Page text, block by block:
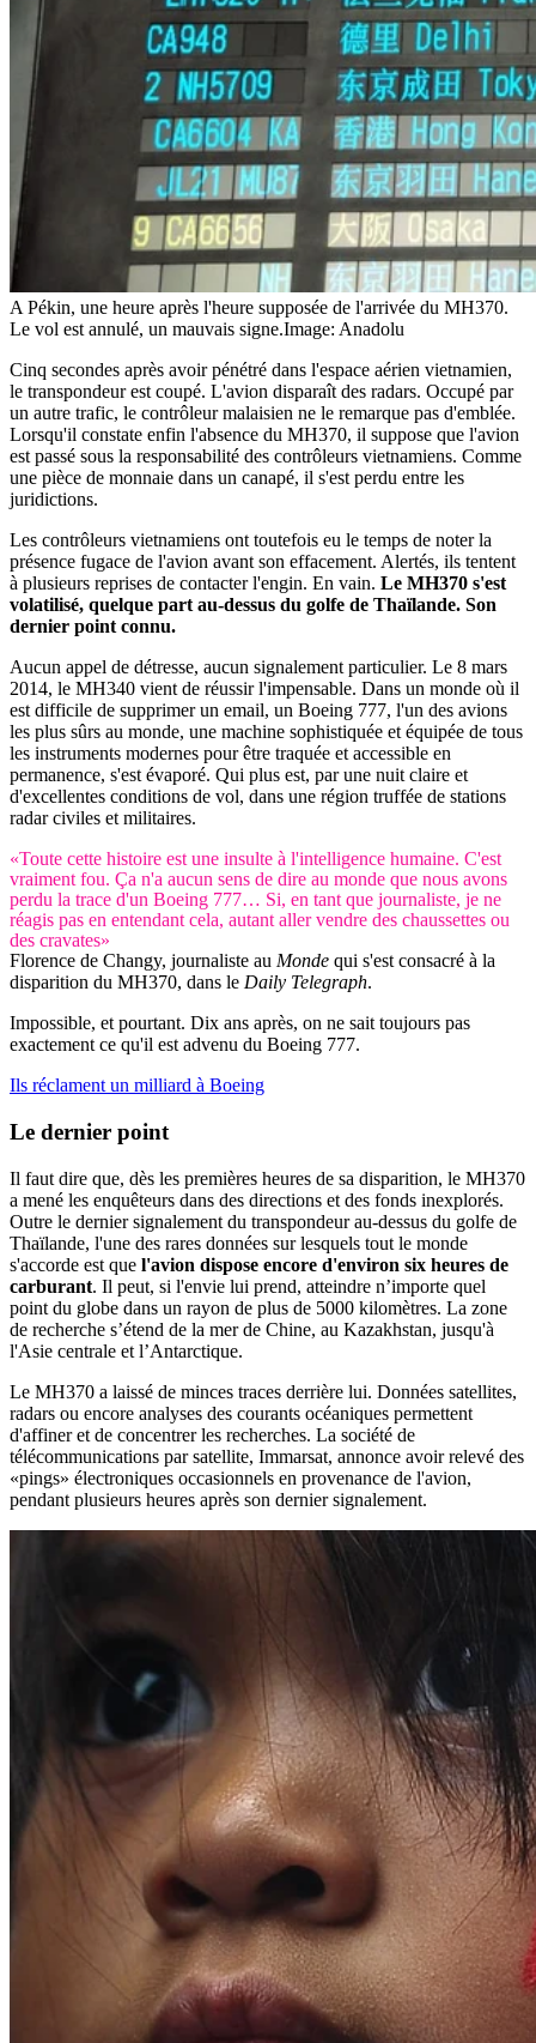
A Pékin, une heure après l'heure supposée de l'arrivée du MH370.
Le vol est annulé, un mauvais signe.Image: Anadolu
Cinq secondes après avoir pénétré dans l'espace aérien vietnamien,
le transpondeur est coupé. L'avion disparaît des radars. Occupé par
un autre trafic, le contrôleur malaisien ne le remarque pas d'emblée.
Lorsqu'il constate enfin l'absence du MH370, il suppose que l'avion
est passé sous la responsabilité des contrôleurs vietnamiens. Comme
une pièce de monnaie dans un canapé, il s'est perdu entre les
juridictions.
Les contrôleurs vietnamiens ont toutefois eu le temps de noter la
présence fugace de l'avion avant son effacement. Alertés, ils tentent
à plusieurs reprises de contacter l'engin. En vain. Le MH370 s'est
volatilisé, quelque part au-dessus du golfe de Thaïlande. Son
dernier point connu.
Aucun appel de détresse, aucun signalement particulier. Le 8 mars
2014, le MH340 vient de réussir l'impensable. Dans un monde où il
est difficile de supprimer un email, un Boeing 777, l'un des avions
les plus sûrs au monde, une machine sophistiquée et équipée de tous
les instruments modernes pour être traquée et accessible en
permanence, s'est évaporé. Qui plus est, par une nuit claire et
d'excellentes conditions de vol, dans une région truffée de stations
radar civiles et militaires.
«Toute cette histoire est une insulte à l'intelligence humaine. C'est
vraiment fou. Ça n'a aucun sens de dire au monde que nous avons
perdu la trace d'un Boeing 777… Si, en tant que journaliste, je ne
réagis pas en entendant cela, autant aller vendre des chaussettes ou
des cravates»
Florence de Changy, journaliste au Monde qui s'est consacré à la
disparition du MH370, dans le Daily Telegraph.
Impossible, et pourtant. Dix ans après, on ne sait toujours pas
exactement ce qu'il est advenu du Boeing 777.
Ils réclament un milliard à Boeing
Le dernier point
Il faut dire que, dès les premières heures de sa disparition, le MH370
a mené les enquêteurs dans des directions et des fonds inexplorés.
Outre le dernier signalement du transpondeur au-dessus du golfe de
Thaïlande, l'une des rares données sur lesquels tout le monde
s'accorde est que l'avion dispose encore d'environ six heures de
carburant. Il peut, si l'envie lui prend, atteindre n’importe quel
point du globe dans un rayon de plus de 5000 kilomètres. La zone
de recherche s’étend de la mer de Chine, au Kazakhstan, jusqu'à
l'Asie centrale et l’Antarctique.
Le MH370 a laissé de minces traces derrière lui. Données satellites,
radars ou encore analyses des courants océaniques permettent
d'affiner et de concentrer les recherches. La société de
télécommunications par satellite, Immarsat, annonce avoir relevé des
«pings» électroniques occasionnels en provenance de l'avion,
pendant plusieurs heures après son dernier signalement.